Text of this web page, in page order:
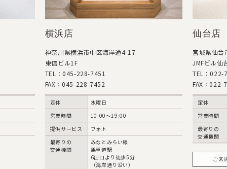
横浜店
神奈川県横浜市中区海岸通4-17
東信ビル1F
TEL：045-228-7451
FAX：045-228-7452
定休
水曜日
営業時間
10:00〜19:00
提供サービス
フォト
最寄りの
交通機関
みなとみらい線
馬車道駅
6出口より徒歩5分
（海岸通り沿い）
仙台店
宮城県仙
JMFビル仙
TEL：022-
FAX：022-
定休
営業時間
最寄りの
交通機関
ご来